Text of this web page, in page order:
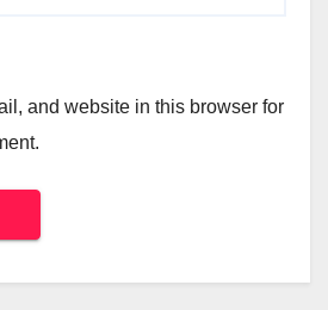
and website in this browser for